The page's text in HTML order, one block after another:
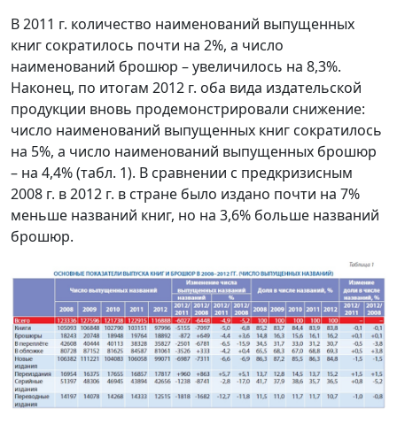
В 2011 г. количество наименований выпущенных
книг сократилось почти на 2%, а число
наименований брошюр – увеличилось на 8,3%.
Наконец, по итогам 2012 г. оба вида издательской
продукции вновь продемонстрировали снижение:
число наименований выпущенных книг сократилось
на 5%, а число наименований выпущенных брошюр
– на 4,4% (табл. 1). В сравнении с предкризисным
2008 г. в 2012 г. в стране было издано почти на 7%
меньше названий книг, но на 3,6% больше названий
брошюр.